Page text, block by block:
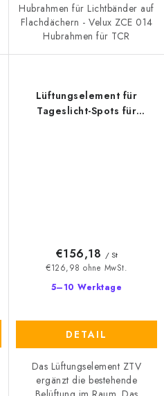
Hubrahmen für Lichtbänder auf
Flachdächern - Velux ZCE 014
Hubrahmen für TCR
Lüftungselement für
Tageslicht-Spots für
5–10 Werktage
€126,98 ohne MwSt.
€156,18 / St
DETAIL
Das Lüftungselement ZTV
ergänzt die bestehende